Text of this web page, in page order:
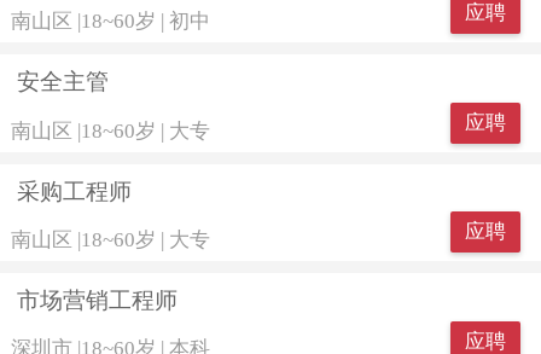
南山区 18~60岁 初中 应聘
安全主管
南山区 |18~60岁 | 大专 应聘
采购工程师
南山区 |18~60岁 | 大专 应聘
市场营销工程师
深圳市 18~60岁 本科 应聘